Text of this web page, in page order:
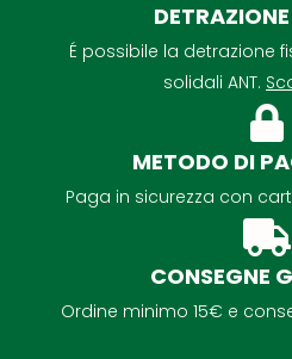
É possibile la detrazione
solidali ANT.
METODO DI
Paga in sicurezza con
CONSEGNE
Ordine minimo 15€ e